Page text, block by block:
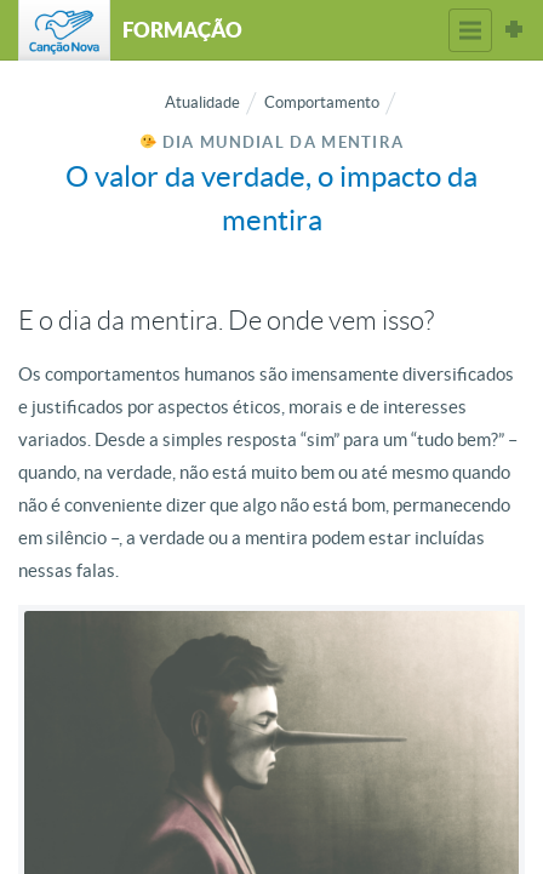
FORMAÇÃO
Atualidade Comportamento
DIA MUNDIAL DA MENTIRA
O valor da verdade, o impacto da
mentira
E o dia da mentira. De onde vem isso?
Os comportamentos humanos são imensamente diversificados
e justificados por aspectos éticos, morais e de interesses
variados. Desde a simples resposta “sim” para um “tudo bem?” –
quando, na verdade , nãoestá muito bem ou até mesmo quando
nãoé conveniente dizer que algo nãoestá bom, permanecendo
em silêncio –, a verdade ou a mentira podem estar incluídas
nessas falas.